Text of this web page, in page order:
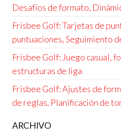
Desafíos de formato,
Frisbee Golf: Tarjetas de
puntuaciones, Seguimiento
Frisbee Golf: Juego casual,
estructuras de liga
Frisbee Golf: Ajustes de
de reglas, Planificación de
ARCHIVO